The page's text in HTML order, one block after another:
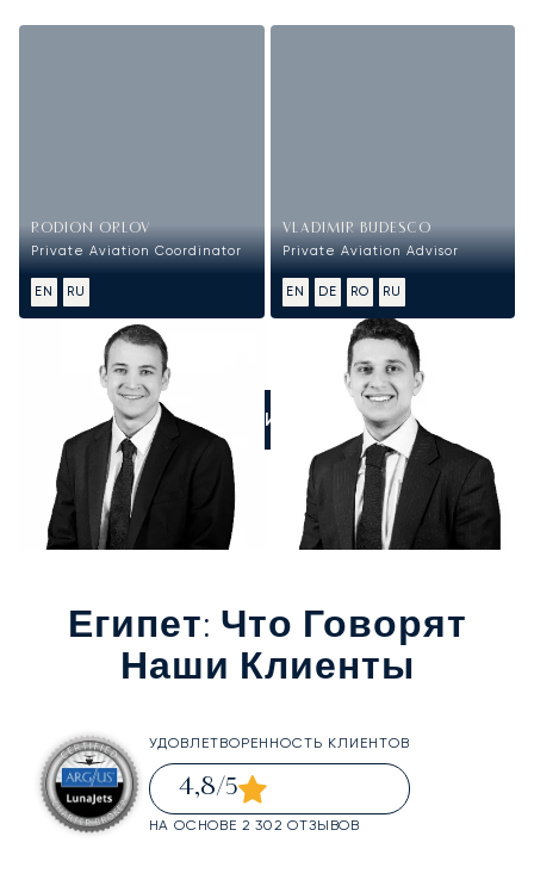
RODION ORLOV
Private Aviation Coordinator
EN RU
VLADIMIR BUDESCO
Private Aviation Advisor
EN DE RO RU
ПОЗВОНИТЕ НАМ
Египет: Что Говорят
Наши Клиенты
УДОВЛЕТВОРЕННОСТЬ КЛИЕНТОВ
4,8/5
НА ОСНОВЕ 2 302 ОТЗЫВОВ